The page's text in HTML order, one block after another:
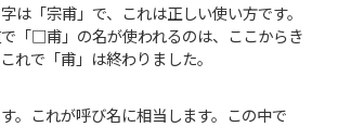
は「宗甫」で、これは正しい使い方です。
「□甫」の名が使われるのは、ここからき
れで「甫」は終わりました。
。これが呼び名に相当します。この中で